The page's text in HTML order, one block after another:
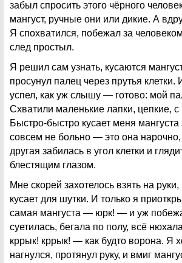
забыл спросить этого чёрного
мангуст, ручные они или дикие. А
Я спохватился, побежал за
след простыл.
Я решил сам узнать, кусаются
просунул палец через прутья клетки.
успел, как уж слышу — готово: мой
Схватили маленькие лапки, цепкие, с
Быстро-быстро кусает меня
совсем не больно — это она нарочно,
другая забилась в угол клетки и
блестящим глазом.
Мне скорей захотелось взять на руки,
кусает для шутки. И только я
самая мангуста — юрк! — и уж
суетилась, бегала по полу, всё
кррык! кррык! — как будто ворона. Я
нагнулся, протянул руку, и вмиг